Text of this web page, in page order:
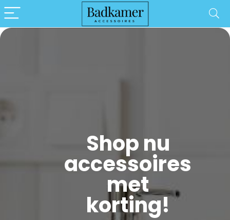
Shop nu
accessoires
met
korting!